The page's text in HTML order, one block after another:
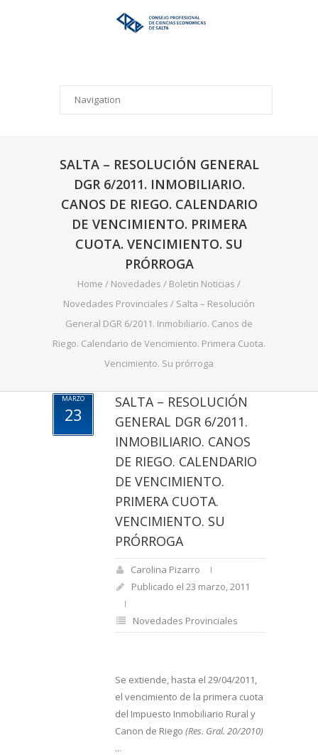
SALTA – RESOLUCIÓN GENERAL
DGR 6/2011. INMOBILIARIO.
CANOS DE RIEGO. CALENDARIO
DE VENCIMIENTO. PRIMERA
CUOTA. VENCIMIENTO. SU
PRÓRROGA
Home / Novedades / Boletin Noticias /
Novedades Provinciales / Salta – Resolución
General DGR 6/2011. Inmobiliario. Canos de
Riego. Calendario de Vencimiento. Primera Cuota.
Vencimiento. Su prórroga
MARZO
23
SALTA – RESOLUCIÓN
GENERAL DGR 6/2011.
INMOBILIARIO. CANOS
DE RIEGO. CALENDARIO
DE VENCIMIENTO.
PRIMERA CUOTA.
VENCIMIENTO. SU
PRÓRROGA
Carolina Pizarro
Publicado el 23 marzo, 2011
Novedades Provinciales
Se extiende, hasta el 29/04/2011,
el vencimiento de la primera cuota
del Impuesto Inmobiliario Rural y
Canon de Riego (Res. Gral. 20/2010)
...